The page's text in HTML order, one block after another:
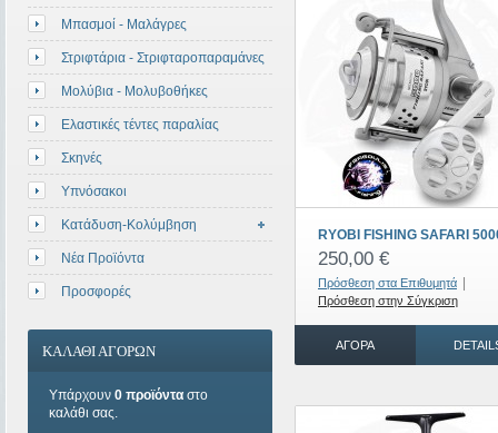
RYOBI FISHING SAFARI
250,00 €
Πρόσθεση στα Επιθυμητά
Πρόσθεση στην Σύγκριση
ΑΓΟΡΆ
Μπασμοί - Μαλάγρες
Στριφτάρια - Στριφταροπαραμάνες
Μολύβια - Μολυβοθήκες
Ελαστικές τέντες παραλίας
Σκηνές
Υπνόσακοι
Κατάδυση-Κολύμβηση
Νέα Προϊόντα
Προσφορές
ΚΑΛΑΘΙ ΑΓΟΡΩΝ
Υπάρχουν 0 προϊόντα στο
καλάθι σας.